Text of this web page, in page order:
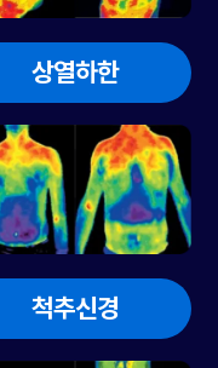
상열하한
척추신경